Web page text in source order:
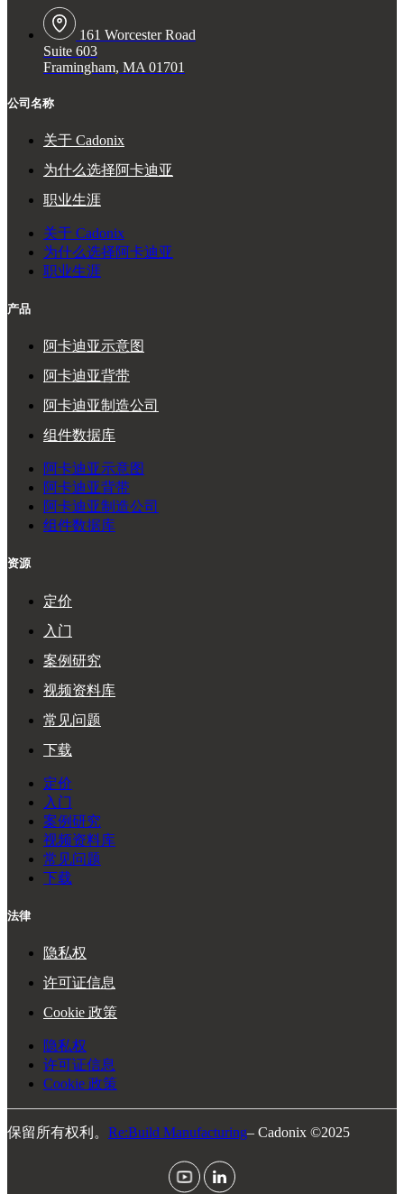
161 Worcester Road
Suite 603
Framingham, MA 01701
公司名称
关于 Cadonix
为什么选择阿卡迪亚
职业生涯
关于 Cadonix
为什么选择阿卡迪亚
职业生涯
产品
阿卡迪亚示意图
阿卡迪亚背带
阿卡迪亚制造公司
组件数据库
阿卡迪亚示意图
阿卡迪亚背带
阿卡迪亚制造公司
组件数据库
资源
定价
入门
案例研究
视频资料库
常见问题
下载
定价
入门
案例研究
视频资料库
常见问题
下载
法律
隐私权
许可证信息
Cookie 政策
隐私权
许可证信息
Cookie 政策
保留所有权利。 Re:Build Manufacturing– Cadonix ©2025